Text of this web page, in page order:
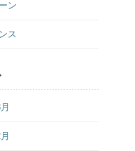
ン
ス